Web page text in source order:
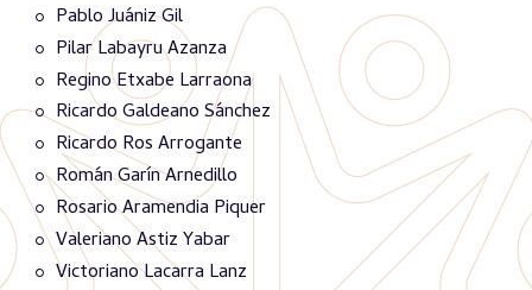
Pablo Juániz Gil
Pilar Labayru Azanza
Regino Etxabe Larraona
Ricardo Galdeano Sánchez
Ricardo Ros Arrogante
Román Garín Arnedillo
Rosario Aramendia Piquer
Valeriano Astiz Yabar
Victoriano Lacarra Lanz